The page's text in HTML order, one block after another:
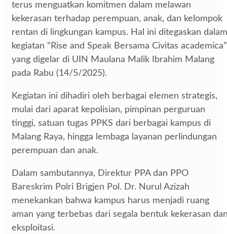
terus menguatkan komitmen dalam melawan
kekerasan terhadap perempuan, anak, dan kelompok
rentan di lingkungan kampus. Hal ini ditegaskan dalam
kegiatan “Rise and Speak Bersama Civitas academica”
yang digelar di UIN Maulana Malik Ibrahim Malang
pada Rabu (14/5/2025).
Kegiatan ini dihadiri oleh berbagai elemen strategis,
mulai dari aparat kepolisian, pimpinan perguruan
tinggi, satuan tugas PPKS dari berbagai kampus di
Malang Raya, hingga lembaga layanan perlindungan
perempuan dan anak.
Dalam sambutannya, Direktur PPA dan PPO
Bareskrim Polri Brigjen Pol. Dr. Nurul Azizah
menekankan bahwa kampus harus menjadi ruang
aman yang terbebas dari segala bentuk kekerasan
eksploitasi.